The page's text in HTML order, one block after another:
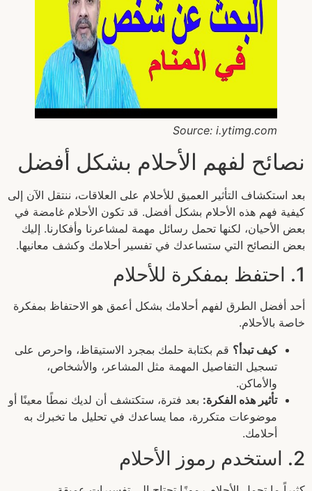
Source: i.ytimg.com
نصائح لفهم الأحلام بشكل أفضل
بعد استكشاف التأثير العميق للأحلام على العلاقات، ننتقل الآن إلى
كيفية فهم هذه الأحلام بشكل أفضل. قد تكون الأحلام غامضة في
بعض الأحيان، لكنها تحمل رسائل مهمة لمشاعرنا وأفكارنا. إليك
بعض النصائح التي ستساعدك في تفسير أحلامك وكشف معانيها.
1. احتفظ بمفكرة للأحلام
أحد أفضل الطرق لفهم أحلامك بشكل أعمق هو الاحتفاظ بمفكرة
خاصة بالأحلام.
كيف تبدأ؟ قم بكتابة حلمك بمجرد الاستيقاظ، واحرص على
تسجيل التفاصيل المهمة مثل المشاعر، والأشخاص،
والأماكن.
تأثير هذه الفكرة: بعد فترة، ستكتشف أن لديك نمطًا معينًا أو
موضوعات متكررة، مما يساعدك في تحليل ما تخبرك به
أحلامك.
2. استخدم رموز الأحلام